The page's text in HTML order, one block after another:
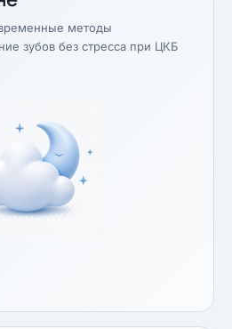
методы
зубов без стресса при ЦКБ